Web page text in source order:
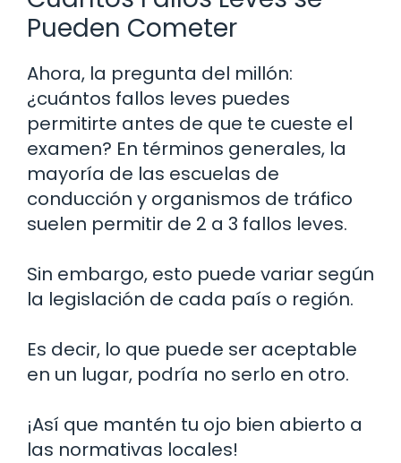
Pueden Cometer
Ahora, la pregunta del millón:
¿cuántos fallos leves puedes
permitirte antes de que te cueste el
examen? En términos generales, la
mayoría de las escuelas de
conducción y organismos de tráfico
suelen permitir de 2 a 3 fallos leves.
Sin embargo, esto puede variar según
la legislación de cada país o región.
Es decir, lo que puede ser aceptable
en un lugar, podría no serlo en otro.
¡Así que mantén tu ojo bien abierto a
las normativas locales!